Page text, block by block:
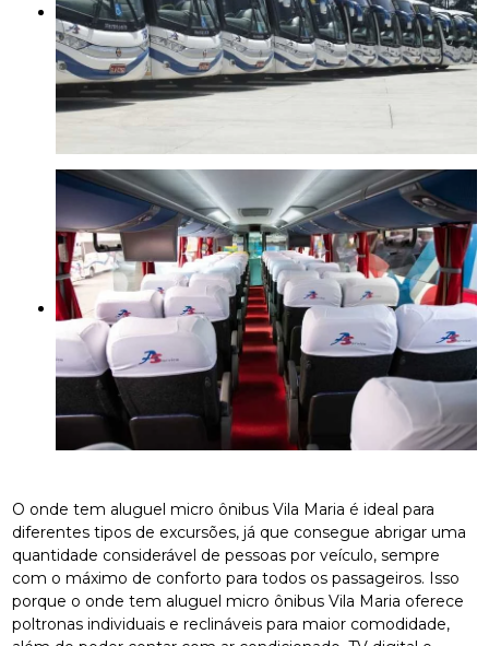
O onde tem aluguel micro ônibus Vila Maria é ideal para
diferentes tipos de excursões, já que consegue abrigar uma
quantidade considerável de pessoas por veículo, sempre
com o máximo de conforto para todos os passageiros. Isso
porque o onde tem aluguel micro ônibus Vila Maria oferece
poltronas individuais e reclináveis para maior comodidade,